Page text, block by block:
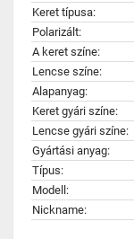
Keret típusa:
Polarizált:
A keret színe:
Lencse színe:
Alapanyag:
Keret gyári színe:
Lencse gyári színe:
Gyártási anyag:
Típus:
Modell:
Nickname: